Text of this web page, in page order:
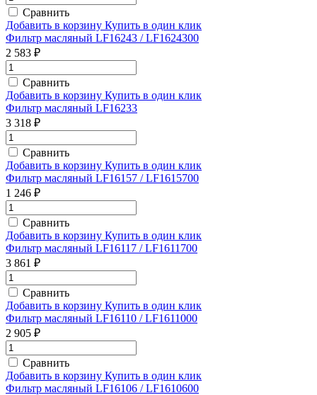
Сравнить
Добавить в корзину Купить в один клик
Фильтр масляный LF16243 / LF1624300
2 583 ₽
Сравнить
Добавить в корзину Купить в один клик
Фильтр масляный LF16233
3 318 ₽
Сравнить
Добавить в корзину Купить в один клик
Фильтр масляный LF16157 / LF1615700
1 246 ₽
Сравнить
Добавить в корзину Купить в один клик
Фильтр масляный LF16117 / LF1611700
3 861 ₽
Сравнить
Добавить в корзину Купить в один клик
Фильтр масляный LF16110 / LF1611000
2 905 ₽
Сравнить
Добавить в корзину Купить в один клик
Фильтр масляный LF16106 / LF1610600